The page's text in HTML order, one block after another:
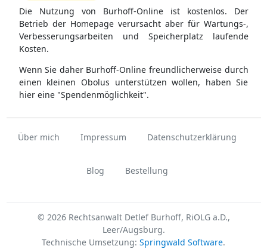
Die Nutzung von Burhoff-Online ist kostenlos. Der
Betrieb der Homepage verursacht aber für Wartungs-,
Verbesserungsarbeiten und Speicherplatz laufende
Kosten.
Wenn Sie daher Burhoff-Online freundlicherweise durch
einen kleinen Obolus unterstützen wollen, haben Sie
hier eine "Spendenmöglichkeit".
Über mich Impressum Datenschutzerklärung
Blog Bestellung
© 2026 Rechtsanwalt Detlef Burhoff, RiOLG a.D.,
Leer/Augsburg.
Technische Umsetzung: Springwald Software.